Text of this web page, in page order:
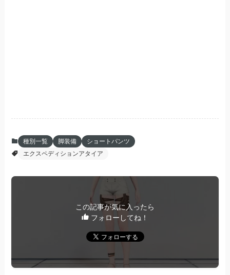
種別一覧 脚装備
ショートパンツ
エクスペディションアタイア
この記事が気に入ったら
フォローしてね！